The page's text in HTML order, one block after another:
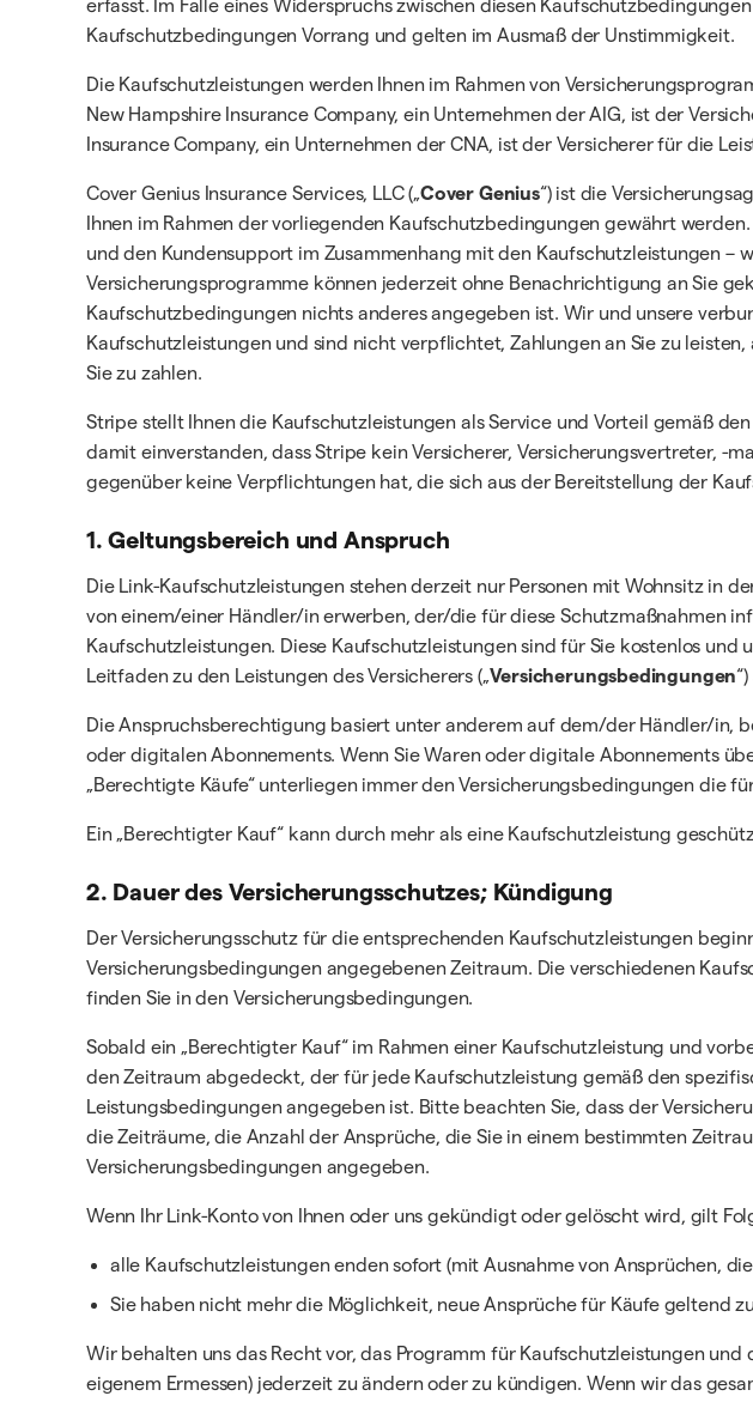
erfasst. Im Falle eines Widerspruchs zwischen diesen
Kaufschutzbedingungen Vorrang und gelten im Ausmaß der Unstimmigkeit.
Die Kaufschutzleistungen werden Ihnen im Rahmen von
New Hampshire Insurance Company, ein Unternehmen der AIG, ist der
Insurance Company, ein Unternehmen der CNA, ist der Versicherer für die
Cover Genius Insurance Services, LLC („Cover Genius“) ist die
Ihnen im Rahmen der vorliegenden Kaufschutzbedingungen gewährt
und den Kundensupport im Zusammenhang mit den Kaufschutzleistungen –
Versicherungsprogramme können jederzeit ohne Benachrichtigung an Sie
Kaufschutzbedingungen nichts anderes angegeben ist. Wir und unsere
Kaufschutzleistungen und sind nicht verpflichtet, Zahlungen an Sie zu
Sie zu zahlen.
Stripe stellt Ihnen die Kaufschutzleistungen als Service und Vorteil gemäß
damit einverstanden, dass Stripe kein Versicherer, Versicherungsvertreter,
gegenüber keine Verpflichtungen hat, die sich aus der Bereitstellung der
1. Geltungsbereich und Anspruch
Die Link-Kaufschutzleistungen stehen derzeit nur Personen mit Wohnsitz in
von einem/einer Händler/in erwerben, der/die für diese Schutzmaßnahmen
Kaufschutzleistungen. Diese Kaufschutzleistungen sind für Sie kostenlos
Leitfaden zu den Leistungen des Versicherers („Versicherungsbedingungen
Die Anspruchsberechtigung basiert unter anderem auf dem/der Händler/in,
oder digitalen Abonnements. Wenn Sie Waren oder digitale Abonnements
„Berechtigte Käufe“ unterliegen immer den Versicherungsbedingungen die
Ein „Berechtigter Kauf“ kann durch mehr als eine Kaufschutzleistung
2. Dauer des Versicherungsschutzes; Kündigung
Der Versicherungsschutz für die entsprechenden Kaufschutzleistungen
Versicherungsbedingungen angegebenen Zeitraum. Die verschiedenen
finden Sie in den Versicherungsbedingungen.
Sobald ein „Berechtigter Kauf“ im Rahmen einer Kaufschutzleistung und
den Zeitraum abgedeckt, der für jede Kaufschutzleistung gemäß den
Leistungsbedingungen angegeben ist. Bitte beachten Sie, dass der
die Zeiträume, die Anzahl der Ansprüche, die Sie in einem bestimmten
Versicherungsbedingungen angegeben.
Wenn Ihr Link-Konto von Ihnen oder uns gekündigt oder gelöscht wird, gilt
alle Kaufschutzleistungen enden sofort (mit Ausnahme von Ansprüchen,
Sie haben nicht mehr die Möglichkeit, neue Ansprüche für Käufe geltend
Wir behalten uns das Recht vor, das Programm für Kaufschutzleistungen
eigenem Ermessen) jederzeit zu ändern oder zu kündigen. Wenn wir das